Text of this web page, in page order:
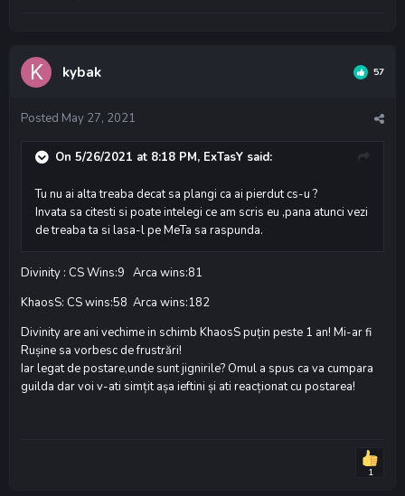
kybak 57
Posted May 27, 2021
On 5/26/2021 at 8:18 PM, ExTasY said:
Tu nu ai alta treaba decat sa plangi ca ai pierdut cs-u ?
Invata sa citesti si poate intelegi ce am scris eu ,pana atunci vezi
de treaba ta si lasa-l pe MeTa sa raspunda.
Divinity : CS Wins:9 Arca wins:81
KhaosS: CS wins:58 Arca wins:182
Divinity are ani vechime in schimb KhaosS puțin peste 1 an! Mi-ar fi
Rușine sa vorbesc de frustrări!
Iar legat de postare,unde sunt jignirile? Omul a spus ca va cumpara
guilda dar voi v-ati simțit așa ieftini și ati reacționat cu postarea!
1